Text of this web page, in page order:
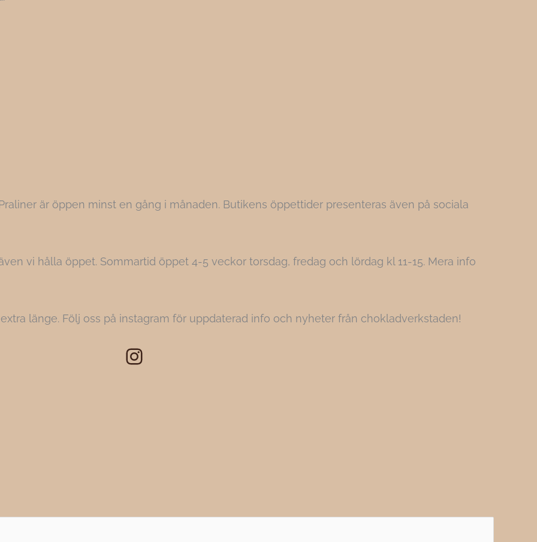
är öppen minst en gång i månaden. Butikens öppettider presenteras även på sociala
vi hålla öppet. Sommartid öppet 4-5 veckor torsdag, fredag och lördag kl 11-15. Mera info
länge. Följ oss på instagram för uppdaterad info och nyheter från chokladverkstaden!
Instagram